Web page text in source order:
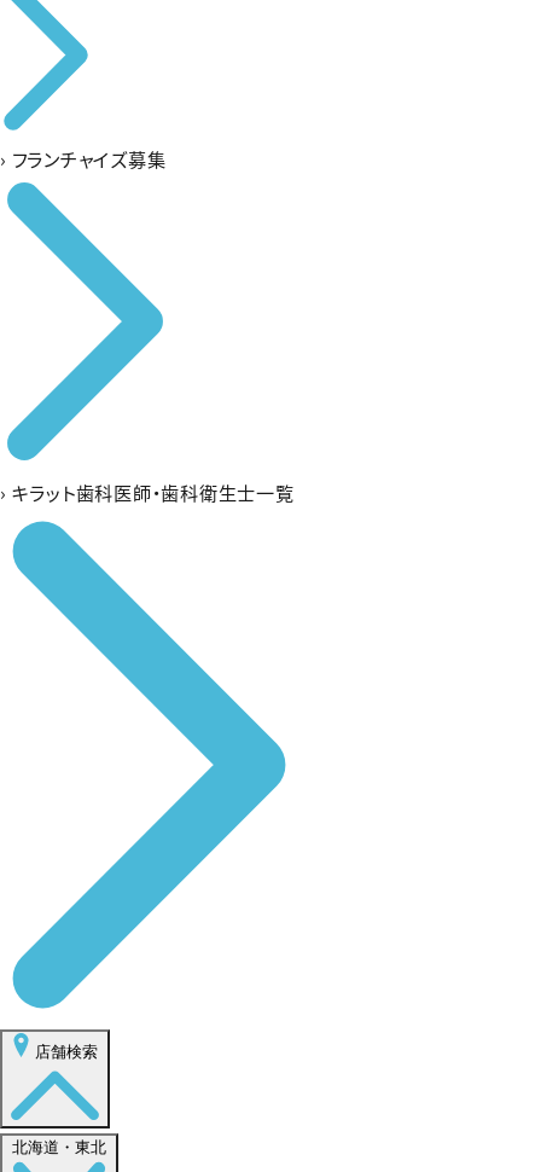
› フランチャイズ募集
› キラット歯科医師・歯科衛生士一覧
店舗検索
北海道・東北